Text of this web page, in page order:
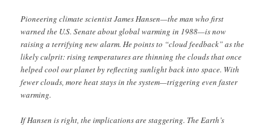
Pioneering climate scientist James Hansen—the man who first
warned the U.S. Senate about global warming in 1988—is now
raising a terrifying new alarm. He points to “cloud feedback” as the
likely culprit: rising temperatures are thinning the clouds that once
helped cool our planet by reflecting sunlight back into space. With
fewer clouds, more heat stays in the system—triggering even faster
warming.
If Hansen is right, the implications are staggering. The Earth’s